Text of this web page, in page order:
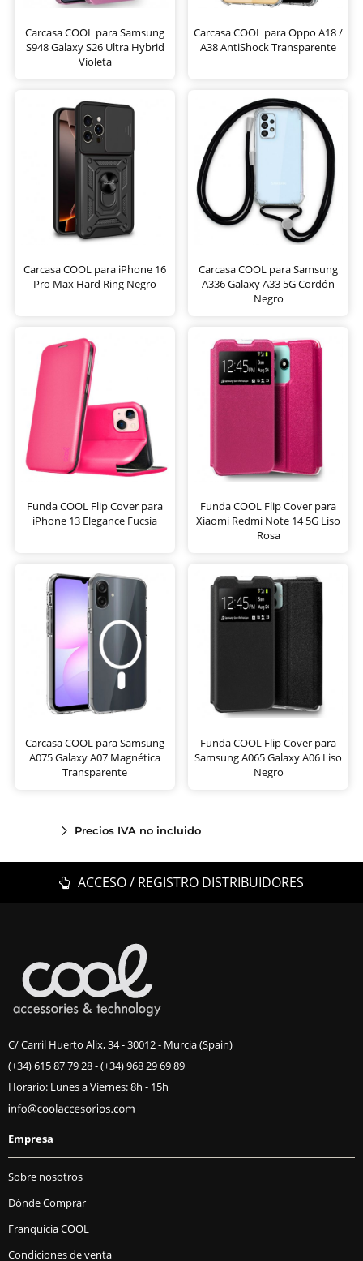
Carcasa COOL para Samsung
S948 Galaxy S26 Ultra Hybrid
Violeta
Carcasa COOL para Oppo A18 /
A38 AntiShock Transparente
Carcasa COOL para iPhone 16
Pro Max Hard Ring Negro
Carcasa COOL para Samsung
A336 Galaxy A33 5G Cordón
Negro
Funda COOL Flip Cover para
iPhone 13 Elegance Fucsia
Funda COOL Flip Cover para
Xiaomi Redmi Note 14 5G Liso
Rosa
Carcasa COOL para Samsung
A075 Galaxy A07 Magnética
Transparente
Funda COOL Flip Cover para
Samsung A065 Galaxy A06 Liso
Negro
Precios IVA no incluido
ACCESO / REGISTRO DISTRIBUIDORES
C/ Carril Huerto Alix, 34 - 30012 - Murcia (Spain)
(+34) 615 87 79 28-(+34) 968 29 69 89
Horario: Lunes a Viernes: 8h - 15h
Empresa
Sobre nosotros
Dónde Comprar
Franquicia COOL
Condiciones de venta